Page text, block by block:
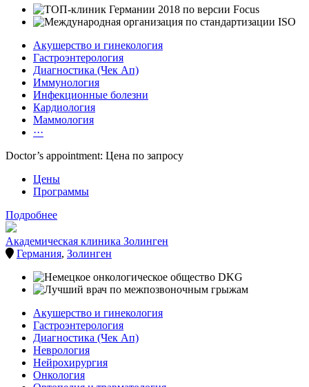
Акушерство и гинекология
Гастроэнтерология
Диагностика (Чек Ап)
Иммунология
Инфекционные болезни
Кардиология
Маммология
···
Doctor’s appointment: Цена по запросу
Цены
Программы
Подробнее
Академическая клиника Золинген
Германия, Золинген
Акушерство и гинекология
Гастроэнтерология
Диагностика (Чек Ап)
Неврология
Нейрохирургия
Онкология